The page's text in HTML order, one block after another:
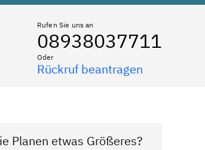
Rufen Sie uns an
08938037711
Oder
Rückruf beantragen
Planen etwas Größeres?